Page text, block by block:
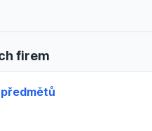
firem